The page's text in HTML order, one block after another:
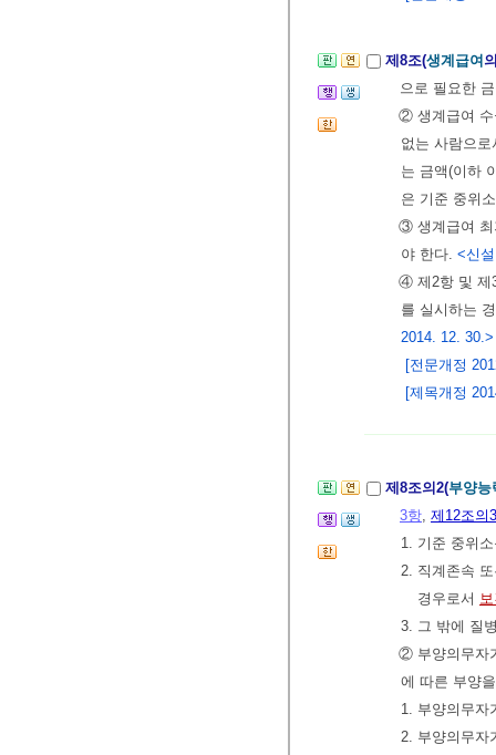
제8조(생계급여
으로 필요한
② 생계급여 수
없는 사람으
는 금액(이하
은 기준 중위
③ 생계급여 최
야 한다. <신
④ 제2항 및 제
를 실시하는
2014. 12. 30.>
[전문개정
[제목개정
제8조의2(부양능
3항, 제12조의3
1. 기준 중위
2. 직계존속
경우로서
3. 그 밖에 질
② 부양의무자
에 따른 부양
1. 부양의무자
2. 부양의무자